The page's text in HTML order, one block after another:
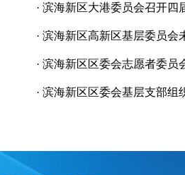
· 滨海新区大港委员会召开四
· 滨海新区高新区基层委员会
· 滨海新区区委会志愿者委员
· 滨海新区区委会基层支部组